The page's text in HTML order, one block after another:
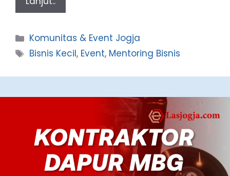
Categories
Komunitas & Event Jogja
Tags
Bisnis Kecil, Event, Mentoring Bisnis